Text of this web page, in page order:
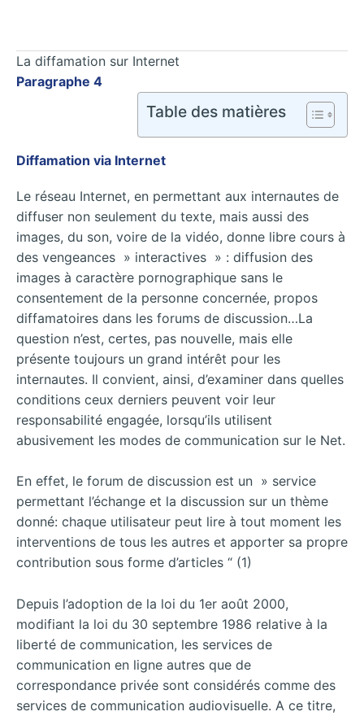
La diffamation sur Internet
Paragraphe 4
Table des matières
Diffamation via Internet
Le réseau Internet, en permettant aux internautes de
diffuser non seulement du texte, mais aussi des
images, du son, voire de la vidéo, donne libre cours à
des vengeances » interactives » : diffusion des
images à caractère pornographique sans le
consentement de la personne concernée, propos
diffamatoires dans les forums de discussion…La
question n’est, certes, pas nouvelle, mais elle
présente toujours un grand intérêt pour les
internautes. Il convient, ainsi, d’examiner dans quelles
conditions ceux derniers peuvent voir leur
responsabilité engagée, lorsqu’ils utilisent
abusivement les modes de communication sur le Net.
En effet, le forum de discussion est un » service
permettant l’échange et la discussion sur un thème
donné: chaque utilisateur peut lire à tout moment les
interventions de tous les autres et apporter sa propre
contribution sous forme d’articles “ (1)
Depuis l’adoption de la loi du 1er août 2000,
modifiant la loi du 30 septembre 1986 relative à la
liberté de communication, les services de
communication en ligne autres que de
correspondance privée sont considérés comme des
services de communication audiovisuelle. A ce titre,